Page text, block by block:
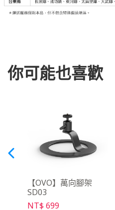
你可能也喜歡
【OVO】萬向腳架
SD03
NT$ 699